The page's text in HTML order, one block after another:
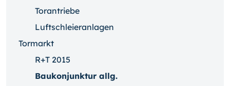
Torantriebe
Luftschleieranlagen
Tormarkt
R+T 2015
Baukonjunktur allg.